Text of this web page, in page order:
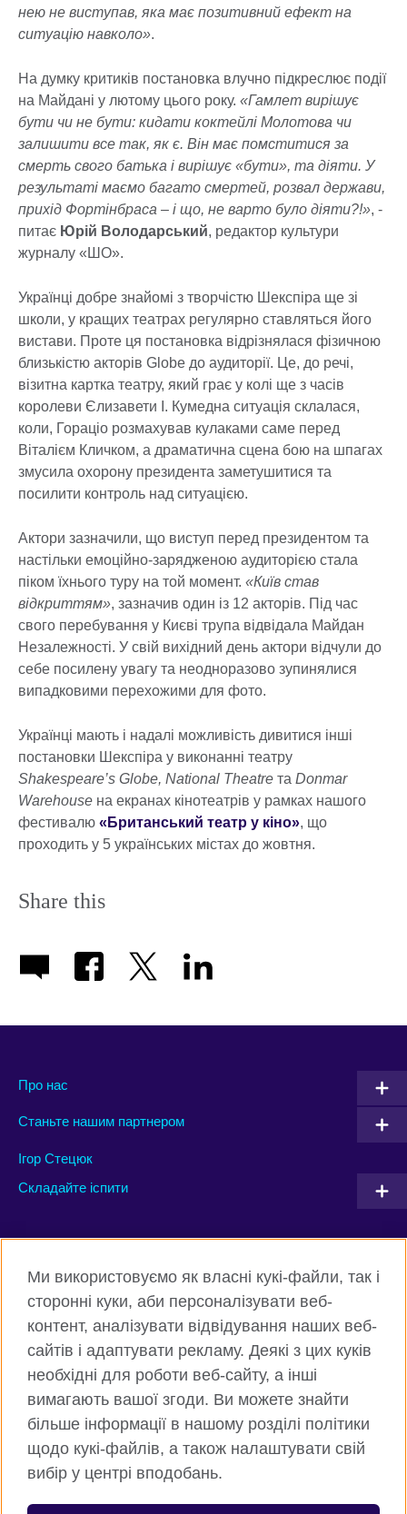
нею не виступав, яка має позитивний ефект на
ситуацію навколо».
На думку критиків постановка влучно підкреслює події
на Майдані у лютому цього року. «Гамлет вирішує
бути чи не бути: кидати коктейлі Молотова чи
залишити все так, як є. Він має помститися за
смерть свого батька і вирішує «бути», та діяти. У
результаті маємо багато смертей, розвал держави,
прихід Фортінбраса – і що, не варто було діяти?!», -
питає Юрій Володарський, редактор культури
журналу «ШО».
Українці добре знайомі з творчістю Шекспіра ще зі
школи, у кращих театрах регулярно ставляться його
вистави. Проте ця постановка відрізнялася фізичною
близькістю акторів Globe до аудиторії. Це, до речі,
візитна картка театру, який грає у колі ще з часів
королеви Єлизавети І. Кумедна ситуація склалася,
коли, Гораціо розмахував кулаками саме перед
Віталієм Кличком, а драматична сцена бою на шпагах
змусила охорону президента заметушитися та
посилити контроль над ситуацією.
Актори зазначили, що виступ перед президентом та
настільки емоційно-зарядженою аудиторією стала
піком їхнього туру на той момент. «Київ став
відкриттям», зазначив один із 12 акторів. Під час
свого перебування у Києві трупа відвідала Майдан
Незалежності. У свій вихідний день актори відчули до
себе посилену увагу та неодноразово зупинялися
випадковими перехожими для фото.
Українці мають і надалі можливість дивитися інші
постановки Шекспіра у виконанні театру
Shakespeare’s Globe, National Theatre та Donmar
Warehouse на екранах кінотеатрів у рамках нашого
фестивалю «Британський театр у кіно», що
проходить у 5 українських містах до жовтня.
Share this
Про нас
Станьте нашим партнером
Ігор Стецюк
Складайте іспити
Connect with us
Facebook Twitter
Instagram Flickr
TikTok YouTube
Всесвітня Британська Рада
Приватність та умови користування
Куки
Ми використовуємо як власні кукі-файли, так і
сторонні куки, аби персоналізувати веб-
контент, аналізувати відвідування наших веб-
сайтів і адаптувати рекламу. Деякі з цих куків
необхідні для роботи веб-сайту, а інші
вимагають вашої згоди. Ви можете знайти
більше інформації в нашому розділі політики
щодо кукі-файлів, а також налаштувати свій
вибір у центрі вподобань.